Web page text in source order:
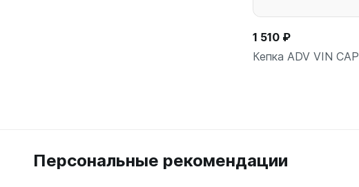
1 510 ₽
Кепка ADV VIN CAP
Персональные рекомендации